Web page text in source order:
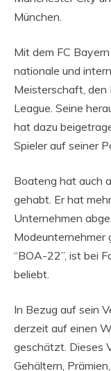
München.
Mit dem FC
nationale und
Meisterschaft, den
League. Seine
hat dazu
Spieler auf seiner
Boateng hat auch
gehabt. Er hat
Unternehmen
Modeunternehmer
“BOA-22”, ist bei
beliebt.
In Bezug auf sein
derzeit auf einen
geschätzt. Dieses
Gehältern,